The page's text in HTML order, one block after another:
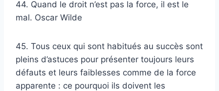
44. Quand le droit n’est pas la force, il est le
mal. Oscar Wilde
45. Tous ceux qui sont habitués au succès sont
pleins d’astuces pour présenter toujours leurs
défauts et leurs faiblesses comme de la force
apparente : ce pourquoi ils doivent les